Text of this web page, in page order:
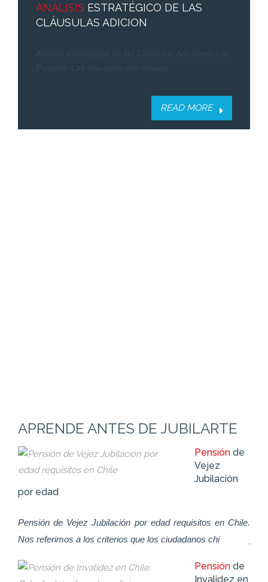
ANÁLISIS ESTRATÉGICO DE LAS
CLÁUSULAS ADICION
Análisis Estratégico de las Cláusulas Adicionales de
Pensión. Las cláusulas adicionales
READ MORE
APRENDE ANTES DE JUBILARTE
Pensión de
Vejez
Jubilación
por edad
Pensión de Vejez Jubilación por edad requisitos en Chile.
Nos referimos a los criterios que los ciudadanos chi
Pensión de
Invalidez en